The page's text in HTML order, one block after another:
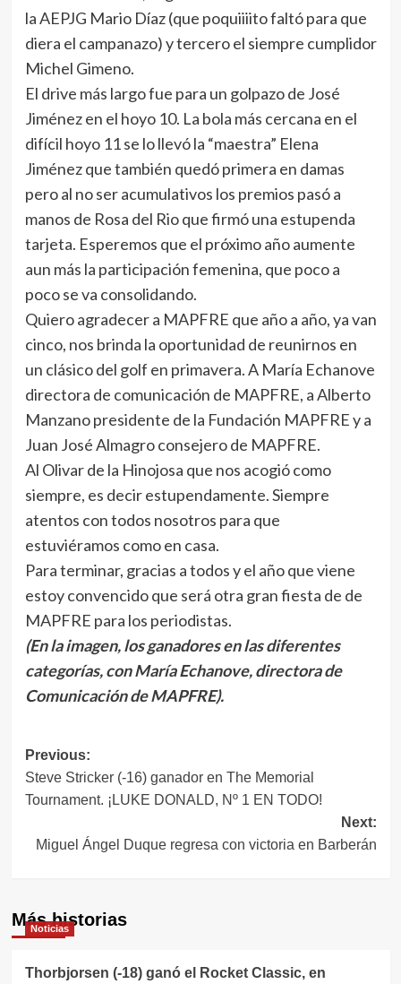
la AEPJG Mario Díaz (que poquiiiito faltó para que
diera el campanazo) y tercero el siempre cumplidor
Michel Gimeno.
El drive más largo fue para un golpazo de José
Jiménez en el hoyo 10. La bola más cercana en el
difícil hoyo 11 se lo llevó la “maestra” Elena
Jiménez que también quedó primera en damas
pero al no ser acumulativos los premios pasó a
manos de Rosa del Rio que firmó una estupenda
tarjeta. Esperemos que el próximo año aumente
aun más la participación femenina, que poco a
poco se va consolidando.
Quiero agradecer a MAPFRE que año a año, ya van
cinco, nos brinda la oportunidad de reunirnos en
un clásico del golf en primavera. A María Echanove
directora de comunicación de MAPFRE, a Alberto
Manzano presidente de la Fundación MAPFRE y a
Juan José Almagro consejero de MAPFRE.
Al Olivar de la Hinojosa que nos acogió como
siempre, es decir estupendamente. Siempre
atentos con todos nosotros para que
estuviéramos como en casa.
Para terminar, gracias a todos y el año que viene
estoy convencido que será otra gran fiesta de de
MAPFRE para los periodistas.
(En la imagen, los ganadores en las diferentes
categorías, con María Echanove, directora de
Comunicación de MAPFRE).
Navegación
de
entradas
Previous:
Steve Stricker (-16) ganador en The Memorial
Tournament. ¡LUKE DONALD, Nº 1 EN TODO!
Next:
Miguel Ángel Duque regresa con victoria en Barberán
Más historias
Noticias
Thorbjorsen (-18) ganó el Rocket Classic, en